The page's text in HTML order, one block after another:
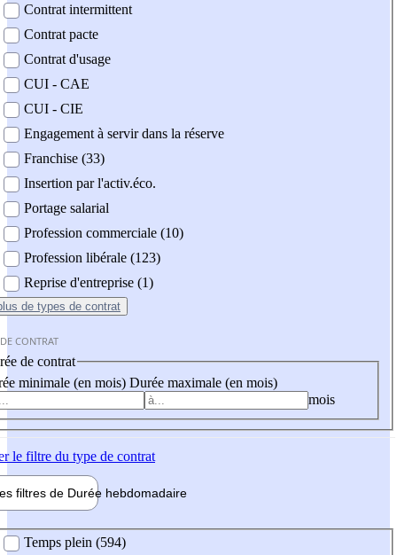
Contrat intermittent
Contrat pacte
Contrat d'usage
CUI - CAE
CUI - CIE
Engagement à servir dans la réserve
Franchise (33)
Insertion par l'activ.éco.
Portage salarial
Profession commerciale (10)
Profession libérale (123)
Reprise d'entreprise (1)
de types de contrat
CONTRAT
de contrat
minimale (en mois) Durée maximale (en mois)
mois
le filtre du type de contrat
filtres de Durée hebdomadaire
Temps plein (594)